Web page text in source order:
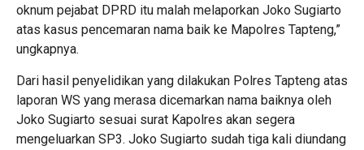
oknum pejabat DPRD itu malah melaporkan Joko Sugiarto
atas kasus pencemaran nama baik ke Mapolres Tapteng,”
ungkapnya.
Dari hasil penyelidikan yang dilakukan Polres Tapteng atas
laporan WS yang merasa dicemarkan nama baiknya oleh
Joko Sugiarto sesuai surat Kapolres akan segera
mengeluarkan SP3. Joko Sugiarto sudah tiga kali diundang